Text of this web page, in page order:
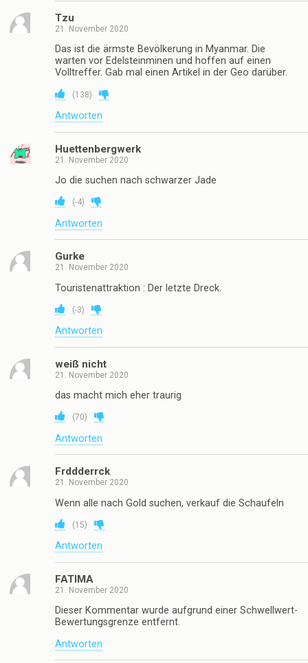
Tzu
21. November 2020
Das ist die ärmste Bevölkerung in Myanmar. Die
warten vor Edelsteinminen und hoffen auf einen
Volltreffer. Gab mal einen Artikel in der Geo darüber.
(138)
Antworten
Huettenbergwerk
21. November 2020
Jo die suchen nach schwarzer Jade
(-4)
Antworten
Gurke
21. November 2020
Touristenattraktion : Der letzte Dreck.
(-3)
Antworten
weiß nicht
21. November 2020
das macht mich eher traurig
(70)
Antworten
Frddderrck
21. November 2020
Wenn alle nach Gold suchen, verkauf die Schaufeln
(15)
Antworten
FATIMA
21. November 2020
Dieser Kommentar wurde aufgrund einer Schwellwert-
Bewertungsgrenze entfernt.
Antworten